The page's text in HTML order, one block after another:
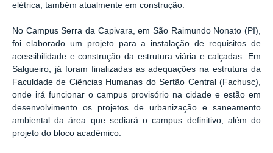
elétrica, também atualmente em construção.
No Campus Serra da Capivara, em São Raimundo Nonato (PI),
foi elaborado um projeto para a instalação de requisitos de
acessibilidade e construção da estrutura viária e calçadas. Em
Salgueiro, já foram finalizadas as adequações na estrutura da
Faculdade de Ciências Humanas do Sertão Central (Fachusc),
onde irá funcionar o campus provisório na cidade e estão em
desenvolvimento os projetos de urbanização e saneamento
ambiental da área que sediará o campus definitivo, além do
projeto do bloco acadêmico.